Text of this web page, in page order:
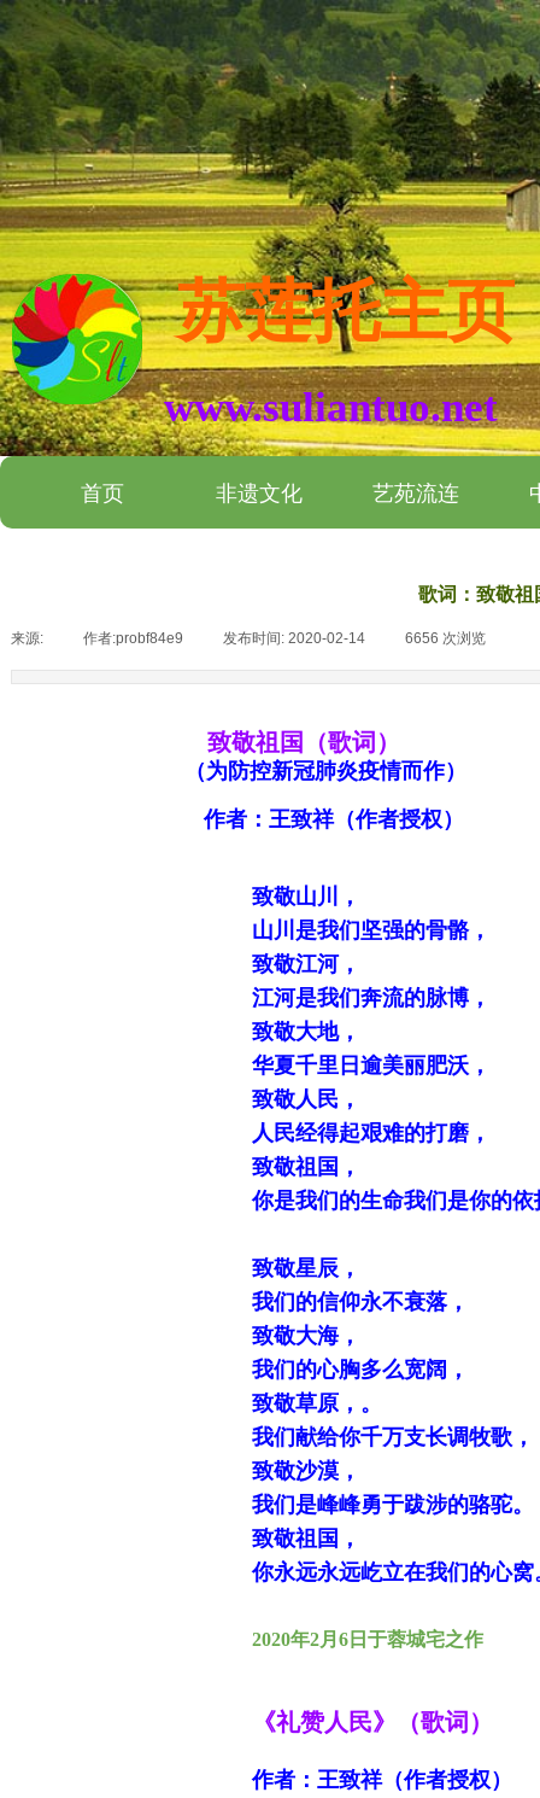
苏莲托主页
www.suliantuo.net
首页 非遗文化 艺苑流连
歌词：致敬祖
来源: 作者:probf84e9 发布时间: 2020-02-14 6656 次浏览
致敬祖国（歌词）
（为防控新冠肺炎疫情而作）
作者：王致祥（作者授权）
致敬山川，
山川是我们坚强的骨骼，
致敬江河，
江河是我们奔流的脉博 ，
致敬大地，
华夏千里日逾美丽肥沃，
致敬人民，
人民经得起艰难的打磨，
致敬祖国，
你是我们的生命我们是你的依
致敬星辰，
我们的信仰永不衰落，
致敬大海，
我们的心胸多么宽阔，
致敬草原，。
我们献给你千万支长调牧歌，
致敬沙漠，
我们是峰峰勇于跋涉的骆驼。
致敬祖国，
你永远永远屹立在我们的心窝
2020年2月6日 于蓉城宅之作
《礼赞人民》（歌词）
作者：王致祥（作者授权）